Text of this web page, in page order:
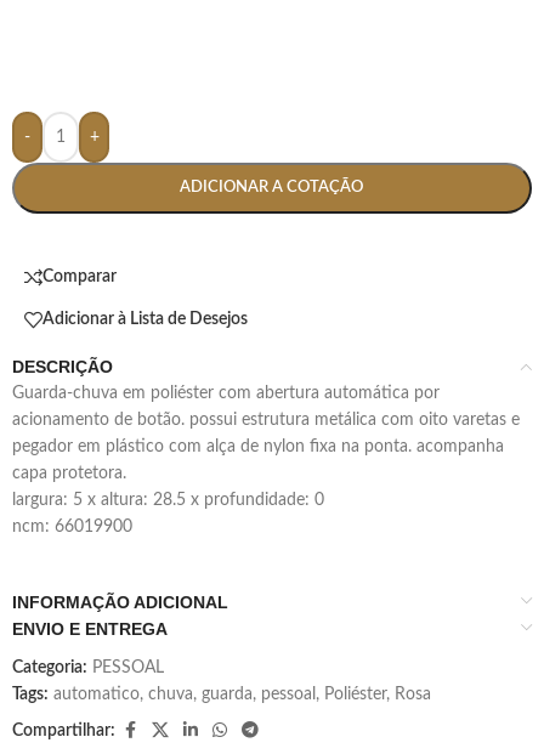
- +
ADICIONAR A COTAÇÃO
Comparar
Adicionar à Lista de Desejos
DESCRIÇÃO
guarda-chuva em poliéster com abertura automática por
acionamento de botão. possui estrutura metálica com oito varetas e
pegador em plástico com alça de nylon fixa na ponta. acompanha
capa protetora.
largura: 5 x altura: 28.5 x profundidade: 0
ncm: 66019900
INFORMAÇÃO ADICIONAL
ENVIO E ENTREGA
Categoria: PESSOAL
Tags: automatico, chuva, guarda, pessoal , Poliéster, Rosa
Compartilhar: